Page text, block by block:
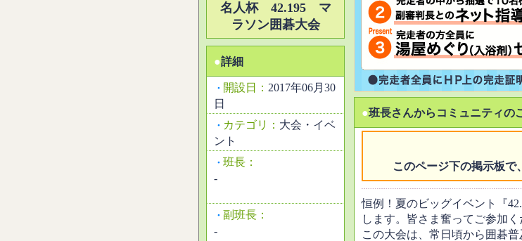
名人杯 42.195 マ
ラソン囲碁大会
●詳細
・ 開設日： 2017年06月30
日
・ カテゴリ： 大会・イベ
ント
・ 班長：
-
・ 副班長：
-
●班長さんからコミュニティの
このページ下の掲示板で
恒例！夏のビッグイベント『
します。皆さま奮ってご参加く
この大会は、常日頃から囲碁